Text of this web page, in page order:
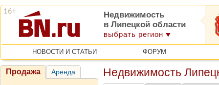
Недвижимость
в Липецкой области
выбрать регион
НОВОСТИ И СТАТЬИ ФОРУМ
Продажа Аренда Недвижимость